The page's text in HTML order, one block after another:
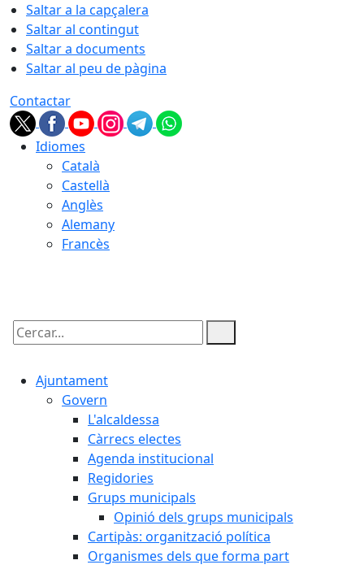
Saltar a la capçalera
Saltar al contingut
Saltar a documents
Saltar al peu de pàgina
Contactar
Idiomes
Català
Castellà
Anglès
Alemany
Francès
Cercar:
Ajuntament
Govern
L'alcaldessa
Càrrecs electes
Agenda institucional
Regidories
Grups municipals
Opinió dels grups municipals
Cartipàs: organització política
Organismes dels que forma part